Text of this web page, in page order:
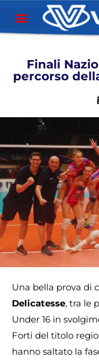
Finali
percorso
Una bella prova di
Delicatesse, tra le
Under 16 in
Forti del titolo
hanno saltato la